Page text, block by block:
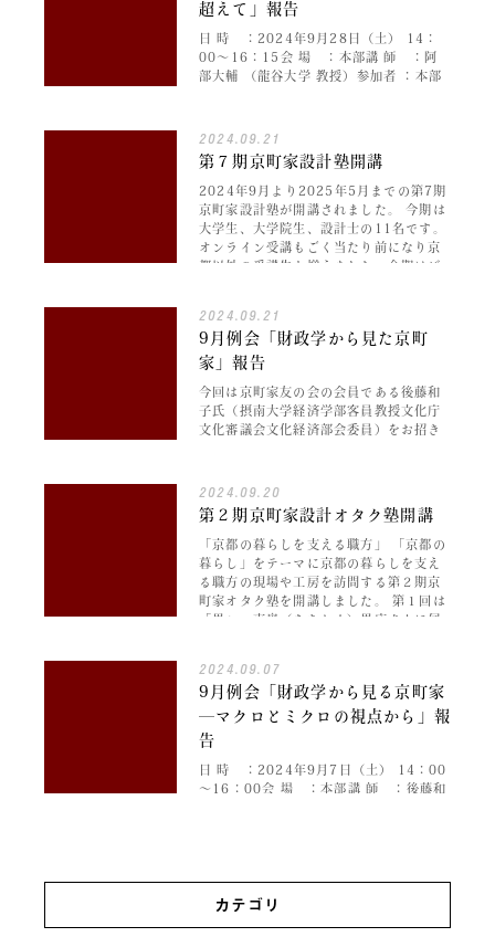
超えて」報告
日 時 ：2024年9月28日（土） 14：
00～16：15会 場 ：本部講 師 ：阿
部大輔 （龍谷大学 教授）参加者 ：本部
阿部先生をお招き…
2024.09.21
第７期京町家設計塾開講
2024年9月より2025年5月までの第7期
京町家設計塾が開講されました。 今期は
大学生、大学院生、設計士の11名です。
オンライン受講もごく当たり前になり京
都以外の受講生も増えました。今期はど
2024.09.21
9月例会「財政学から見た京町
家」報告
今回は京町家友の会の会員である後藤和
子氏（摂南大学経済学部客員教授文化庁
文化審議会文化経済部会委員）をお招き
としての視点）から 財政や経済を、そし
2024.09.20
第２期京町家設計オタク塾開講
「京都の暮らしを支える職方」 「京都の
暮らし」をテーマに京都の暮らしを支え
る職方の現場や工房を訪問する第２期京
町家オタク塾を開講しました。 第１回は
「畳」。東奥（あちおく）畳店さんに伺
2024.09.07
9月例会「財政学から見る京町家
―マクロとミクロの視点から」報
告
日 時 ：2024年9月7日（土） 14：00
～16：00会 場 ：本部講 師 ：後藤和
カテゴリ